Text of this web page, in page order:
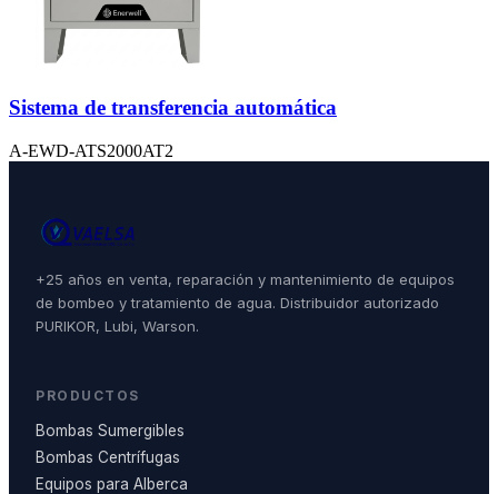
Sistema de transferencia automática
A-EWD-ATS2000AT2
+25 años en venta, reparación y mantenimiento de equipos
de bombeo y tratamiento de agua. Distribuidor autorizado
PURIKOR, Lubi, Warson.
PRODUCTOS
Bombas Sumergibles
Bombas Centrífugas
Equipos para Alberca